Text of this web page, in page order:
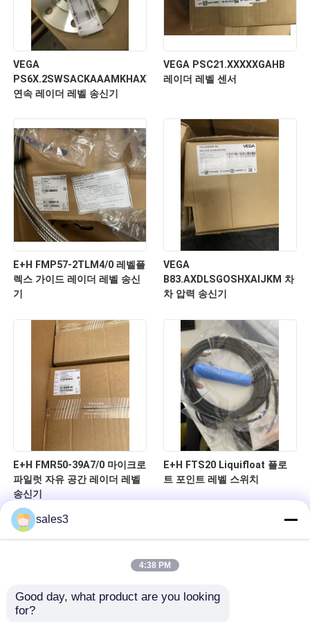
VEGA
PS6X.2SWSACKAAAMKHAXXXXXXXXX
연속 레이더 레벨 송신기
VEGA PSC21.XXXXXGAHB
레이더 레벨 센서
E+H FMP57-2TLM4/0 레벨플
렉스 가이드 레이더 레벨 송신
기
VEGA
B83.AXDLSGOSHXAIJKM 차
차 압력 송신기
E+H FMR50-39A7/0 마이크로
파일럿 자유 공간 레이더 레벨
송신기
E+H FTS20 Liquifloat 플로
트 포인트 레벨 스위치
sales3
4:38 PM
Good day, what product are you looking
for?